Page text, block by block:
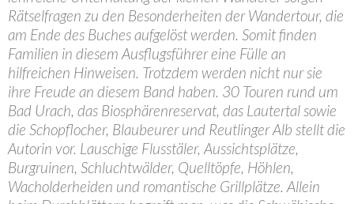
Rätselfragen zu den Besonderheiten der Wandertour, die
am Ende des Buches aufgelöst werden. Somit finden
Familien in diesem Ausflugsführer eine Fülle an
hilfreichen Hinweisen. Trotzdem werden nicht nur sie
ihre Freude an diesem Band haben. 30 Touren rund um
Bad Urach, das Biosphärenreservat, das Lautertal sowie
die Schopflocher, Blaubeurer und Reutlinger Alb stellt die
Autorin vor. Lauschige Flusstäler, Aussichtsplätze,
Burgruinen, Schluchtwälder, Quelltöpfe, Höhlen,
Wacholderheiden und romantische Grillplätze. Allein